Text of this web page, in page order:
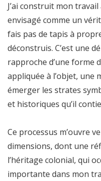
J’ai construit mon
envisagé comme un
fais pas de tapis à
déconstruis. C’est une
rapproche d’une forme
appliquée à l’objet, une
émerger les strates
et historiques qu’il
Ce processus m’ouvre
dimensions, dont une
l’héritage colonial, qui
importante dans mon